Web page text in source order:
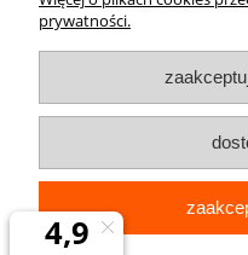
prywatności.